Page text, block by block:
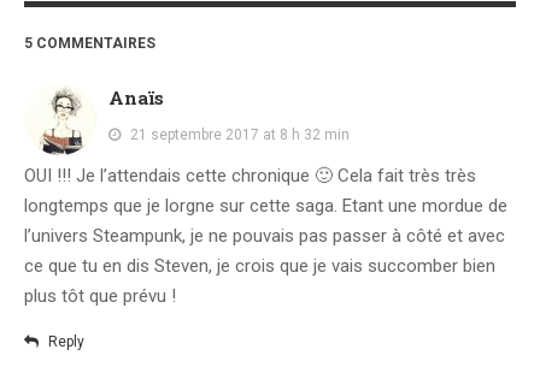
5 COMMENTAIRES
Anaïs
21 septembre 2017 at 8 h 32 min
OUI !!! Je l’attendais cette chronique 🙂 Cela fait très très
longtemps que je lorgne sur cette saga. Etant une mordue de
l’univers Steampunk, je ne pouvais pas passer à côté et avec
ce que tu en dis Steven, je crois que je vais succomber bien
plus tôt que prévu !
Reply